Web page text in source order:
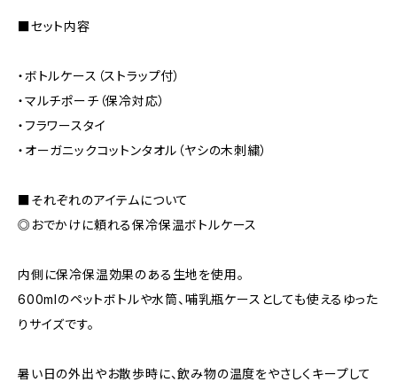
■セット内容
・ボトルケース（ストラップ付）
・マルチポーチ（保冷対応）
・フラワースタイ
・オーガニックコットンタオル（ヤシの木刺繍）
■それぞれのアイテムについて
◎おでかけに頼れる保冷保温ボトルケース
内側に保冷保温効果のある生地を使用。
600mlのペットボトルや水筒、哺乳瓶ケースとしても使えるゆった
りサイズです。
暑い日の外出やお散歩時に、飲み物の温度をやさしくキープして